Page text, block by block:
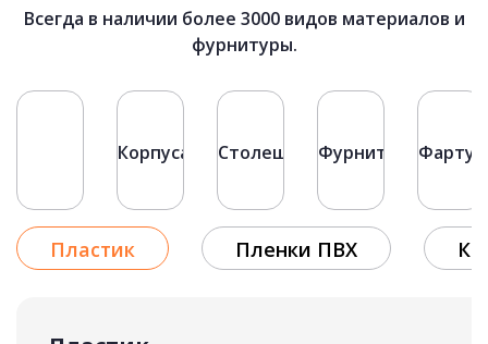
Всегда в наличии более 3000 видов материалов и
фурнитуры.
Корпуса СтолешницыФурнитура
Пластик Пленки ПВХ